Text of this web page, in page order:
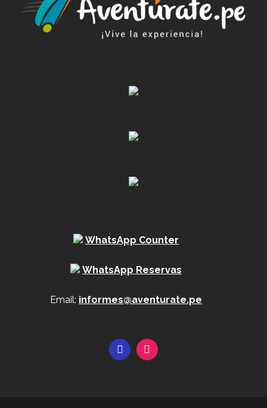
WhatsApp Counter
WhatsApp Reservas
Email: informes@aventurate.pe